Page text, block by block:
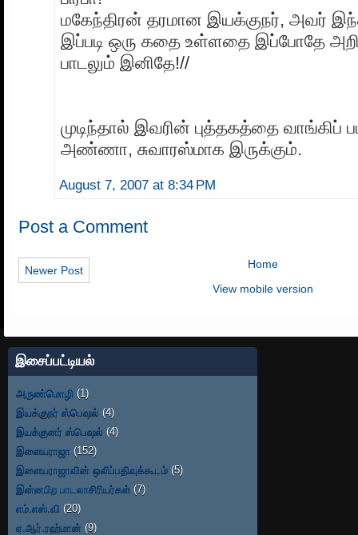
மகேந்திரன் தரமான இயக்குநர், அவர்
இப்படி ஒரு கதை உள்ளதை இப்போதே
பாடலும் இனிதே!//
முடிந்தால் இவரின் புத்தகத்தை வாங்கிப்
அண்ணா, சுவாரஸ்மாக இருக்கும்.
August 7, 2007 at 8:34 PM
Post a Comment
Newer Post
Home
View mobile version
இசைப்பட்டியல்
அருண்மொழி (1)
இயக்குநர் ஸ்பெஷல் (4)
இயக்குனர் ஸ்பெஷல் (4)
இளையராஜா (152)
இளையராஜாவின் ஒலிப்பதிவுக்கூடம் (5)
இன்னபிற பாடலாசிரியர்கள் (7)
எம்.எஸ்.வி (20)
ஏ.ஆர்.ரஹ்மான் (9)